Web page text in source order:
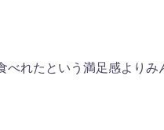
べれたという満足感より